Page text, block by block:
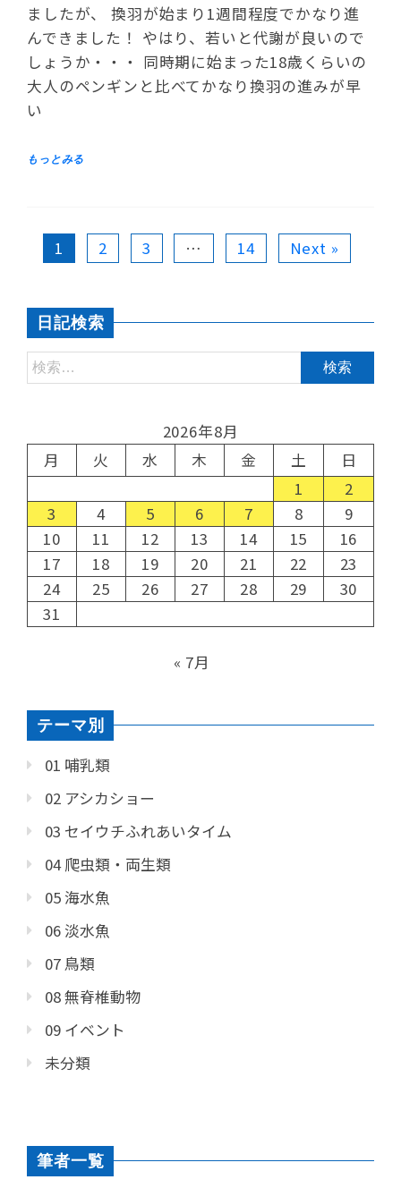
ましたが、 換羽が始まり1週間程度でかなり進
んできました！ やはり、若いと代謝が良いので
しょうか・・・ 同時期に始まった18歳くらいの
大人のペンギンと比べてかなり換羽の進みが早
い
1 2 3 … 14 Next »
日記検索
2026年8月
月
火 水 木 金 土
日
1
2
3
4 5 6 7 8
9
10
11 12 13 14 15
16
17
18 19 20 21 22
23
24
25 26 27 28 29
30
31
« 7月
テーマ別
01 哺乳類
02 アシカショー
03 セイウチふれあいタイム
04 爬虫類・両生類
05 海水魚
06 淡水魚
07 鳥類
08 無脊椎動物
09 イベント
未分類
筆者一覧